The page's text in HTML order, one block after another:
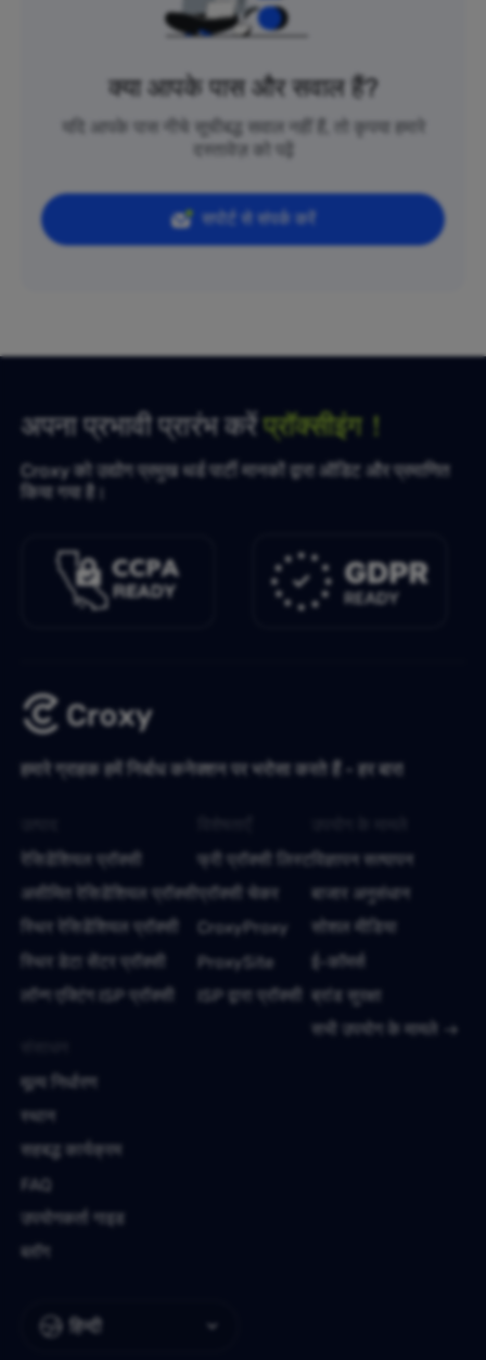
क्या आपके पास और सवाल हैं?
यदि आपके पास नीचे सूचीबद्ध सवाल नहीं हैं, तो कृपया हमारे
दस्तावेज़ को पढ़ें
सपोर्ट से संपर्क करें
अपना प्रभावी प्रारंभ करेंप्रॉक्सीइंग！
Croxy को उद्योग प्रमुख थर्ड पार्टी मानकों द्वारा ऑडिट और प्रमाणित
किया गया है।
हमारे ग्राहक हमें निर्बाध कनेक्शन पर भरोसा करते हैं - हर बार!
हिन्दी
रेसिडेंशियल प्रॉक्सी
असीमित रेसिडेंशियल प्रॉक्सी
स्थिर रेसिडेंशियल प्रॉक्सी
स्थिर डेटा सेंटर प्रॉक्सी
लॉन्ग एक्टिंग ISP प्रॉक्सी
फ्री प्रॉक्सी लिस्ट
प्रॉक्सी चेकर
CroxyProxy
ProxySite
ISP द्वारा प्रॉक्सी
विज्ञापन सत्यापन
बाजार अनुसंधान
सोशल मीडिया
ई-कॉमर्स
ब्रांड सुरक्षा
सभी उपयोग के मामले
मूल्य निर्धारण
स्थान
सहबद्ध कार्यक्रम
FAQ
उपयोगकर्ता गाइड
ब्लॉग